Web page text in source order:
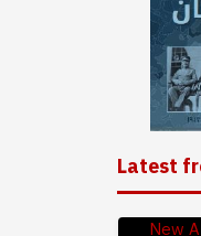
Latest